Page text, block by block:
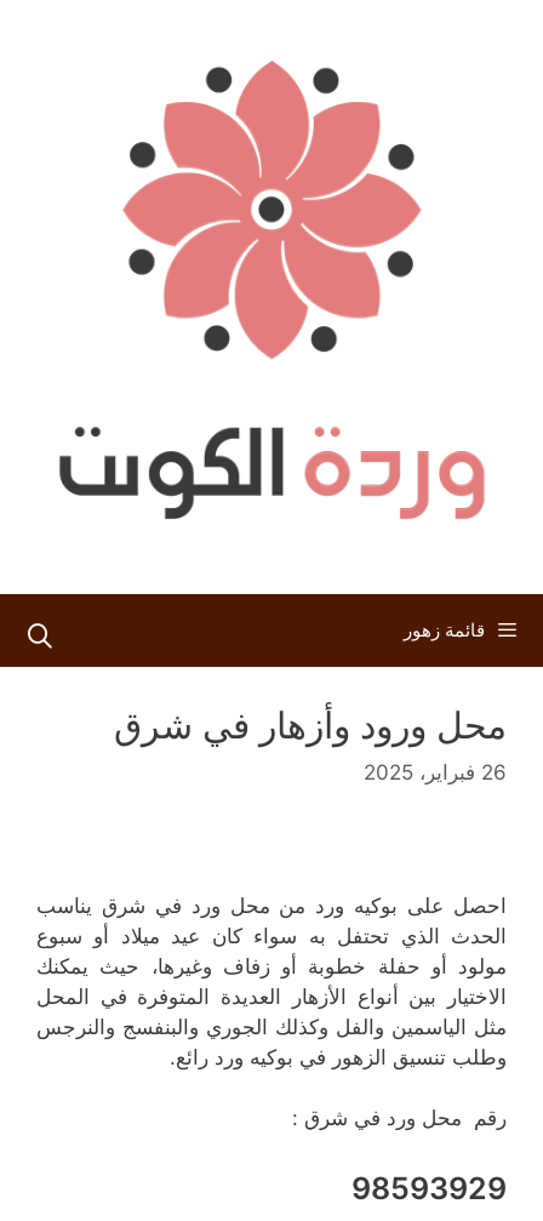
قائمة زهور
محل ورود وأزهار في شرق
26 فبراير، 2025
احصل على بوكيه ورد من محل ورد في شرق يناسب
الحدث الذي تحتفل به سواء كان عيد ميلاد أو سبوع
مولود أو حفلة خطوبة أو زفاف وغيرها، حيث يمكنك
الاختيار بين أنواع الأزهار العديدة المتوفرة في المحل
مثل الياسمين والفل وكذلك الجوري والبنفسج والنرجس
وطلب تنسيق الزهور في بوكيه ورد رائع.
رقم محل ورد في شرق :
98593929